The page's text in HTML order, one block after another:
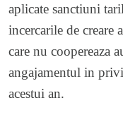
aplicate sanctiuni
incercarile de
care nu coopereaza
angajamentul in
acestui an.